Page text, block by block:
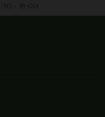
18:00